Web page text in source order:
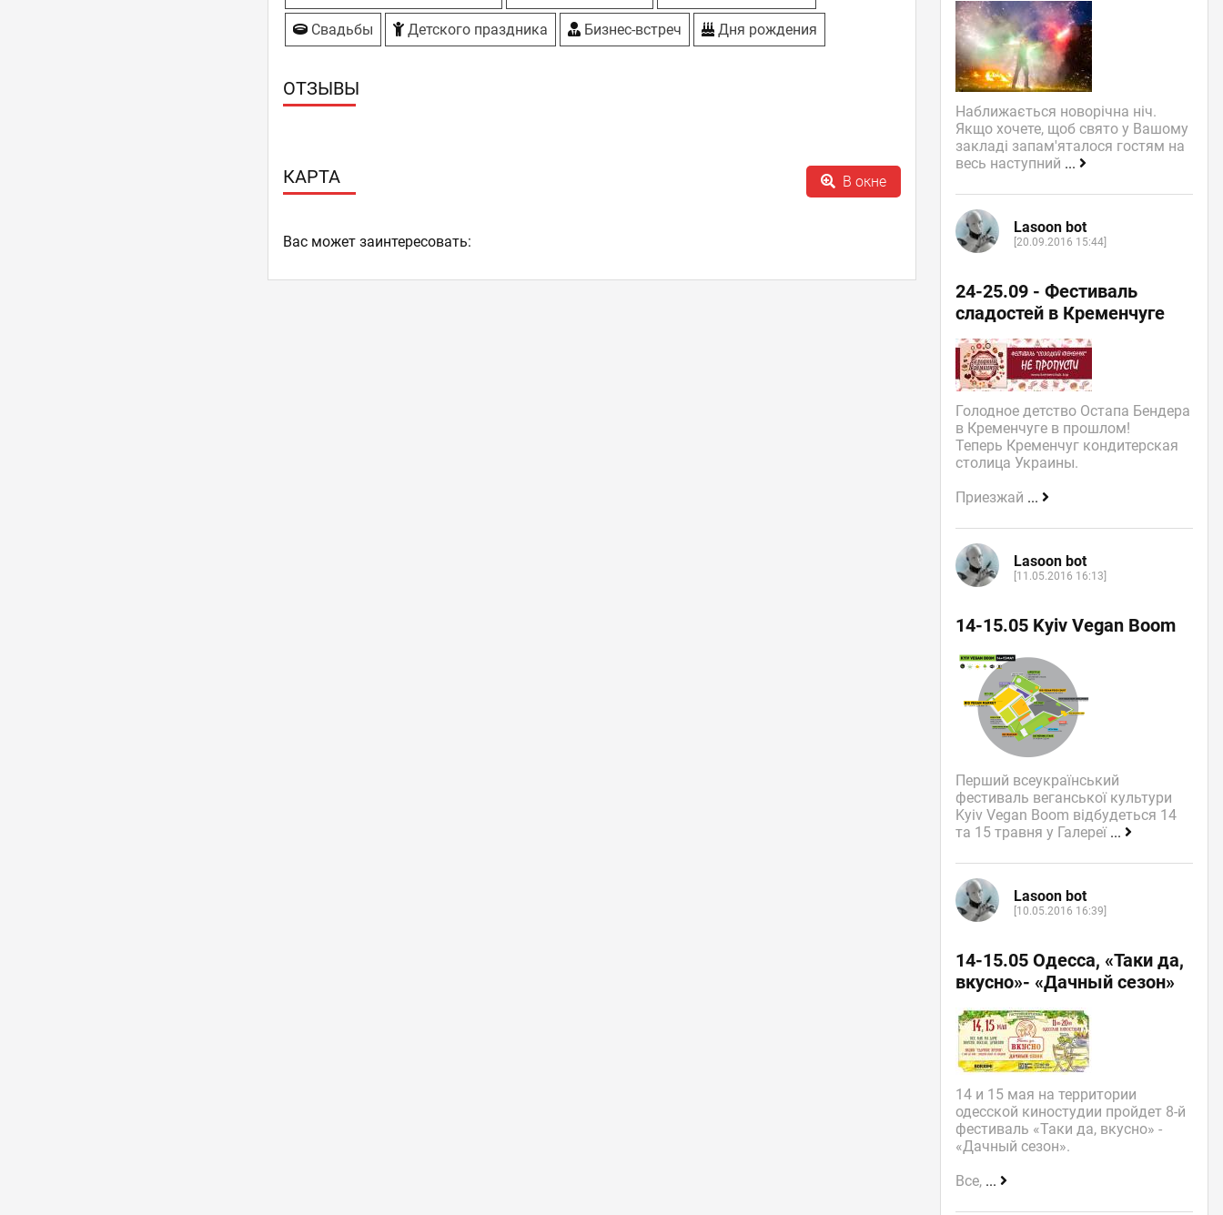
Свадьбы Детского праздника Бизнес-встреч Дня рождения
ОТЗЫВЫ
КАРТА В окне
Ваc может заинтересовать:
Наближається новорічна ніч.
Якщо хочете, щоб свято у Вашому
закладі запам'яталося гостям на
весь наступний ...
Lasoon bot
[20.09.2016 15:44]
24-25.09 - Фестиваль
сладостей в Кременчуге
Голодное детство Остапа Бендера
в Кременчуге в прошлом!
Теперь Кременчуг кондитерская
столица Украины.
Приезжай ...
Lasoon bot
[11.05.2016 16:13]
14-15.05 Kyiv Vegan Boom
Перший всеукраїнський
фестиваль веганської культури
Kyiv Vegan Boom відбудеться 14
та 15 травня у Галереї ...
Lasoon bot
[10.05.2016 16:39]
14-15.05 Одесса, «Таки да,
вкусно»- «Дачный сезон»
14 и 15 мая на территории
одесской киностудии пройдет 8-й
фестиваль «Таки да, вкусно» -
«Дачный сезон».
Все, ...